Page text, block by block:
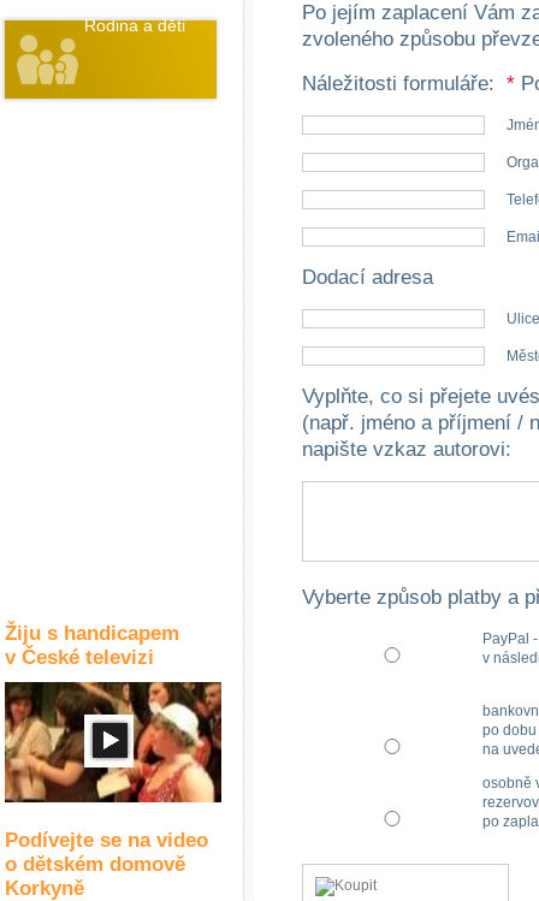
Rodina a děti
Žiju s handicapem
v České televizi
Podívejte se na video
o dětském domově
Korkyně
Po jejím zaplacení Vám
zvoleného způsobu
Náležitosti formuláře: *
Dodací adresa
Vyplňte, co si přejete
(např. jméno a příjmení /
napište vzkaz autorovi:
Vyberte způsob platby a
PayPal
v
po
na
osobně
po